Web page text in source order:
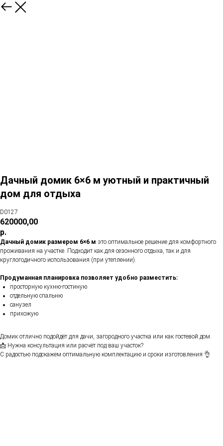
Дачный домик 6×6 м уютный и практичный
дом для отдыха
D0127
620000,00
р.
Дачный домик размером 6×6 м это оптимальное решение для комфортного
проживания на участке. Подходит как для сезонного отдыха, так и для
круглогодичного использования (при утеплении).
Продуманная планировка позволяет удобно разместить:
просторную кухню-гостиную
отдельную спальню
санузел
прихожую
Домик отлично подойдёт для дачи, загородного участка или как гостевой дом.
📩 Нужна консультация или расчёт под ваш участок?
С радостью подскажем оптимальную комплектацию и сроки изготовления 👌